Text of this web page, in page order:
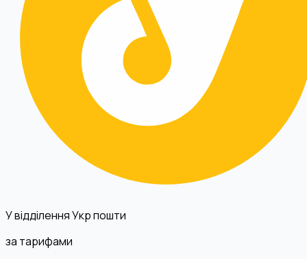
У відділення Укр пошти
за тарифами